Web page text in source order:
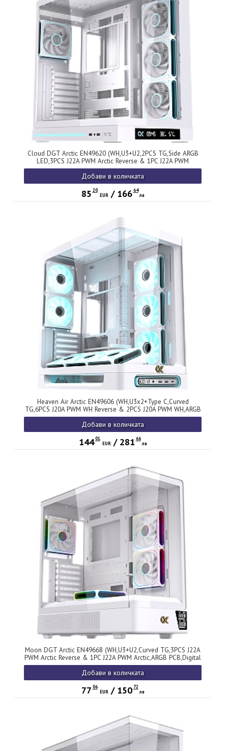
Cloud DGT Arctic EN49620 (WH,U3+U2,2PCS TG,Side ARGB
LED,3PCS J22A PWM Arctic Reverse & 1PC J22A PWM
Arctic,ARGB PCB,Digital LCD)
Добави в количката
85 20
EUR/ 166 64
лв
Heaven Air Arctic EN49606 (WH,U3x2+Type C,Curved
TG,6PCS J20A PWM WH Reverse & 2PCS J20A PWM WH,ARGB
& PWM Remote Control Box)
Добави в количката
144 01
EUR/ 281 66
лв
Moon DGT Arctic EN49668 (WH,U3+U2,Curved TG,3PCS J22A
PWM Arctic Reverse & 1PC J22A PWM Arctic,ARGB PCB,Digital
LCD)
Добави в количката
77 06
EUR/ 150 72
лв